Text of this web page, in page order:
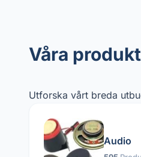
Våra
Utforska vårt breda
Audio